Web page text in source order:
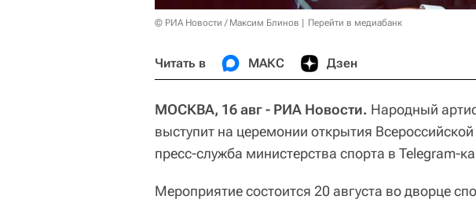
© РИА Новости / Максим Блинов Перейти в медиабанк
Читать в МАКС Дзен
МОСКВА, 16 авг - РИА Новости. Народный
выступит на церемонии открытия
пресс-служба министерства спорта в Telegram-
Мероприятие состоится 20 августа во дворце